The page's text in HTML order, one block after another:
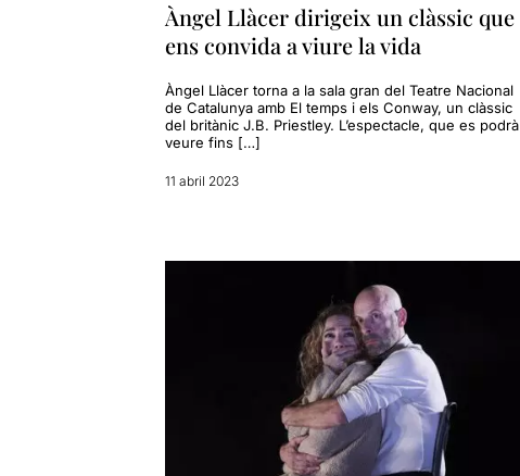
Àngel Llàcer dirigeix un clàssic que
ens convida a viure la vida
Àngel Llàcer torna a la sala gran del Teatre Nacional
de Catalunya amb El temps i els Conway, un clàssic
del britànic J.B. Priestley. L’espectacle, que es podrà
veure fins […]
11 abril 2023